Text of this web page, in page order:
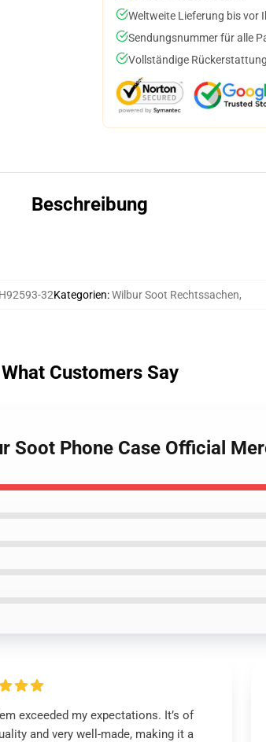
Weltweite Lieferung bis vor
Sendungsnummer für alle
Vollständige
Beschreibung
32Kategorien:Wilbur Soot Rechtssachen,
What Customers Say
Soot Phone Case Official
exceeded my expectations. It’s of
and very well-made, making it a